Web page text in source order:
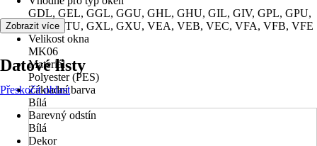
GDL, GEL, GGL, GGU, GHL, GHU, GIL, GIV, GPL, GPU,
GTL, GTU, GXL, GXU, VEA, VEB, VEC, VFA, VFB, VFE
Velikost okna
MK06
Materiál
Polyester (PES)
Základní barva
Bílá
Barevný odstín
Bílá
Dekor
Zobrazit více
Datové listy
Přeskočit oblast